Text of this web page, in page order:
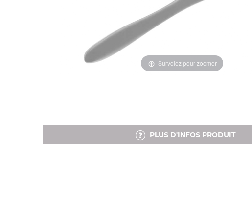
Survolez pour zoomer
PLUS D'INFOS PRODUIT